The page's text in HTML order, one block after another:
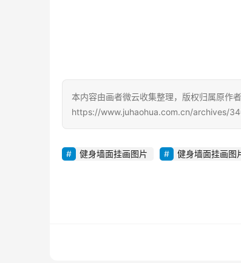
本内容由画者微云收集整理，版权归属原作
https://www.juhaohua.com.cn/archives/
健身墙面挂画图片 健身墙面挂画图